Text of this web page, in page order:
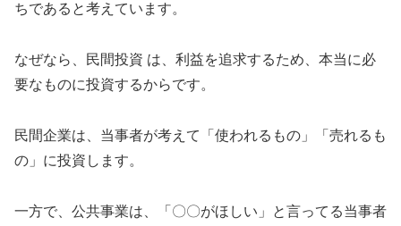
ちであると考えています。
なぜなら、民間投資 は、利益を追求するため、本当に必
要なものに投資するからです。
民間企業は、当事者が考えて「使われるもの」「売れるも
の」に投資します。
一方で、公共事業は、「〇〇がほしい」と言ってる当事者